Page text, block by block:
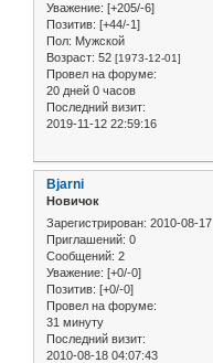
Уважение: [+205/-6]
Позитив: [+44/-1]
Пол: Мужской
Возраст: 52 [1973-12-01]
Провел на форуме:
20 дней 0 часов
Последний визит:
2019-11-12 22:59:16
Bjarni
Новичок
Зарегистрирован: 2010-08-17
Приглашений: 0
Сообщений: 2
Уважение: [+0/-0]
Позитив: [+0/-0]
Провел на форуме:
31 минуту
Последний визит:
2010-08-18 04:07:43